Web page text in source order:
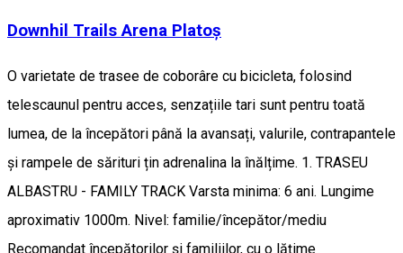
Downhil Trails Arena Platoș
O varietate de trasee de coborâre cu bicicleta, folosind
telescaunul pentru acces, senzațiile tari sunt pentru toată
lumea, de la începători până la avansați, valurile, contrapantele
și rampele de sărituri țin adrenalina la înălțime. 1. TRASEU
ALBASTRU - FAMILY TRACK Varsta minima: 6 ani. Lungime
aproximativ 1000m. Nivel: familie/începător/mediu
Recomandat începătorilor și familiilor, cu o lățime